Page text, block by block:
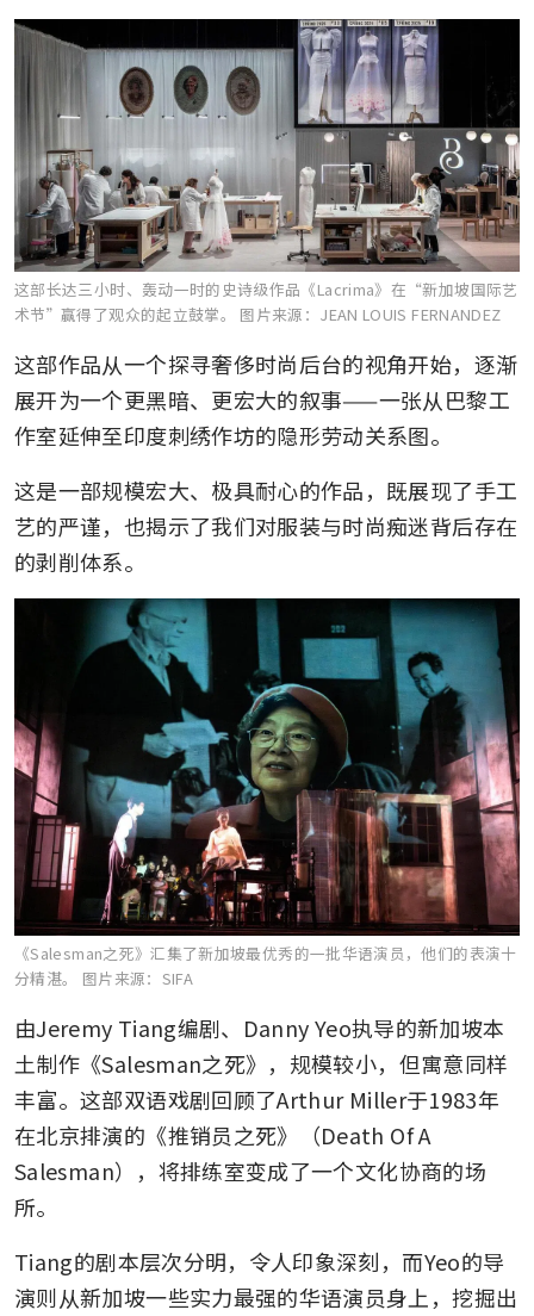
这部长达三小时、轰动一时的史诗级作品《Lacrima》在“新加坡国际艺
术节”赢得了观众的起立鼓掌。 图片来源：JEAN LOUIS FERNANDEZ
这部作品从一个探寻奢侈时尚后台的视角开始，逐渐
展开为一个更黑暗、更宏大的叙事——一张从巴黎工
作室延伸至印度刺绣作坊的隐形劳动关系图。
这是一部规模宏大、极具耐心的作品，既展现了手工
艺的严谨，也揭示了我们对服装与时尚痴迷背后存在
的剥削体系。
《Salesman之死》汇集了新加坡最优秀的一批华语演员，他们的表演十
分精湛。 图片来源：SIFA
由Jeremy Tiang编剧、Danny Yeo执导的新加坡本
土制作《Salesman之死》，规模较小，但寓意同样
丰富。这部双语戏剧回顾了Arthur Miller于1983年
在北京排演的《推销员之死》（Death Of A
Salesman），将排练室变成了一个文化协商的场
所。
Tiang的剧本层次分明，令人印象深刻，而Yeo的导
演则从新加坡一些实力最强的华语演员身上，挖掘出